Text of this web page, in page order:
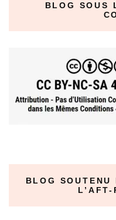
BLOG SOUS
BLOG SOUTENU